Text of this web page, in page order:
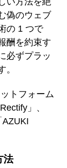
偽のウェブ
の 1 つで
酬を約束す
必ずプラッ
。
トフォーム
」、
AZUKI
法